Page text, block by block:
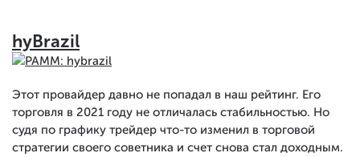
hyBrazil
Этот провайдер давно не попадал в наш рейтинг. Его
торговля в 2021 году не отличалась стабильностью. Но
судя по графику трейдер что-то изменил в торговой
стратегии своего советника и счет снова стал доходным.